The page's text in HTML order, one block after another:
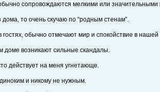
сопровождаются мелкими или значительными
дома, то очень скучаю по “родным стенам”.
обычно отмечают мир и спокойствие в нашей
доме возникают сильные скандалы.
действует на меня угнетающе.
и никому не нужным.